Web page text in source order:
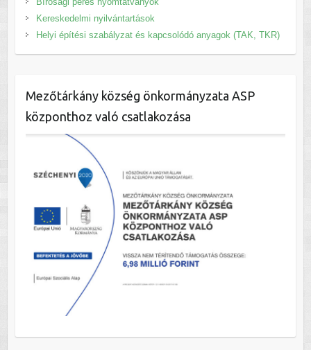
Kereskedelmi nyilvántartások
Helyi építési szabályzat és kapcsolódó anyagok (TAK, TKR)
Mezőtárkány község önkormányzata ASP
központhoz való csatlakozása